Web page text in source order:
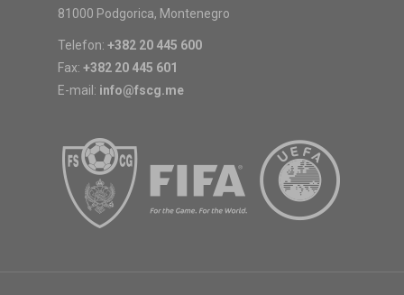
81000 Podgorica, Montenegro
Telefon: +382 20 445 600
Fax: +382 20 445 601
E-mail: info@fscg.me